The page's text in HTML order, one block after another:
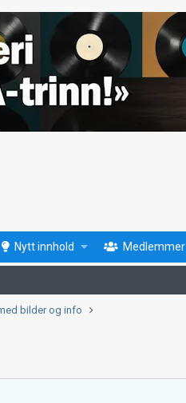
Nytt innhold Medlemmer
bilder og info